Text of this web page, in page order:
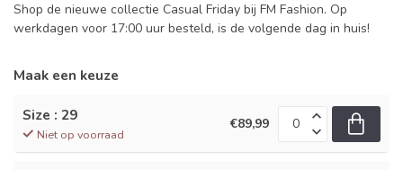
Shop de nieuwe collectie Casual Friday bij FM Fashion. Op
werkdagen voor 17:00 uur besteld, is de volgende dag in huis!
Maak een keuze
Size : 29
Niet op voorraad
€89,99